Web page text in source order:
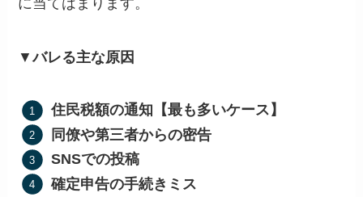
▼バレる主な原因
住民税額の通知【最も多いケース】
同僚や第三者からの密告
SNSでの投稿
確定申告の手続きミス